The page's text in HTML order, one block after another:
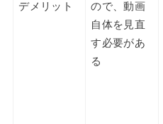
デメリット
ので、動画
自体を見直
す必要があ
る